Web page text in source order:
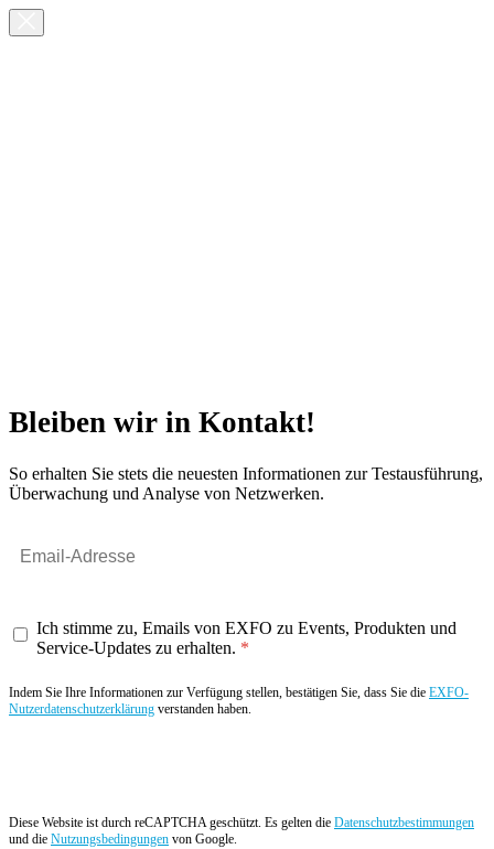
Bleiben wir in Kontakt!
So erhalten Sie stets die neuesten Informationen zur Testausführung,
Überwachung und Analyse von Netzwerken.
Ich stimme zu, Emails von EXFO zu Events, Produkten und
Service-Updates zu erhalten.
Indem Sie Ihre Informationen zur Verfügung stellen, bestätigen Sie, dass Sie die EXFO-
Nutzerdatenschutzerklärung verstanden haben.
Diese Website ist durch reCAPTCHA geschützt. Es gelten die Datenschutzbestimmungen
und die Nutzungsbedingungen von Google.